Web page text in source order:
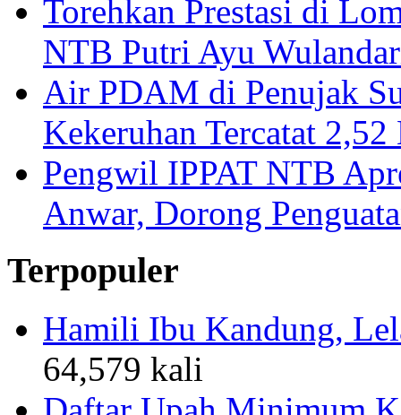
Torehkan Prestasi di
NTB Putri Ayu
Air PDAM di Penujak
Kekeruhan Tercatat
Pengwil IPPAT NTB
Anwar, Dorong
Terpopuler
Hamili Ibu Kandung,
64,579 kali